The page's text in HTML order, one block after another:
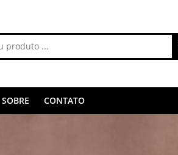
SOBRE CONTATO